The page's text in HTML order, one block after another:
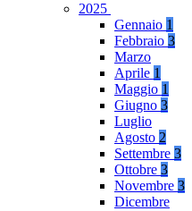
2025
Gennaio 1
Febbraio 3
Marzo
Aprile 1
Maggio 1
Giugno 3
Luglio
Agosto 2
Settembre 3
Ottobre 3
Novembre 3
Dicembre